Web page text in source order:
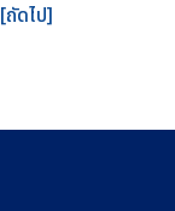
[ถัดไป]